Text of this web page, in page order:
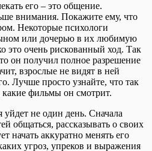
его – это общение.
внимания. Покажите ему, что
Некоторые психологи
или дочерью в их любимую
это очень рискованный ход. Так
он получил полное разрешение
взрослые не видят в ней
Лучше просто узнайте, что так
какие фильмы он смотрит.
уйдет не один день. Сначала
общаться, рассказывать о своих
начать аккуратно менять его
угроз, упреков и выражения